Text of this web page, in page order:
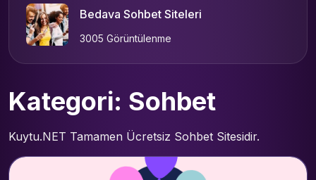
Bedava Sohbet Siteleri
3005 Görüntülenme
Kategori: Sohbet
Kuytu.NET Tamamen Ücretsiz Sohbet Sitesidir.